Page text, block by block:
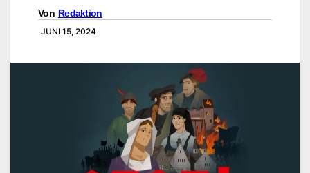
Von Redaktion
JUNI 15, 2024